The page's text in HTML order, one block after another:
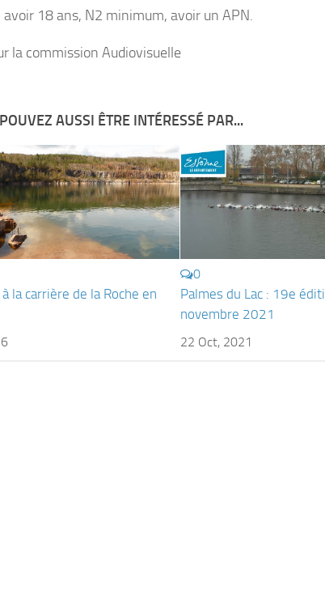
avoir 18 ans, N2 minimum, avoir un APN.
la commission Audiovisuelle
AUSSI ÊTRE INTÉRESSÉ PAR...
la carrière de la Roche en
0
Palmes du Lac : 19e
novembre 2021
22 Oct, 2021